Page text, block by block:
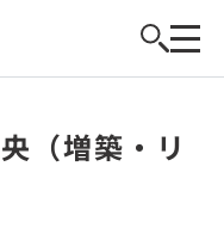
（増築・リ